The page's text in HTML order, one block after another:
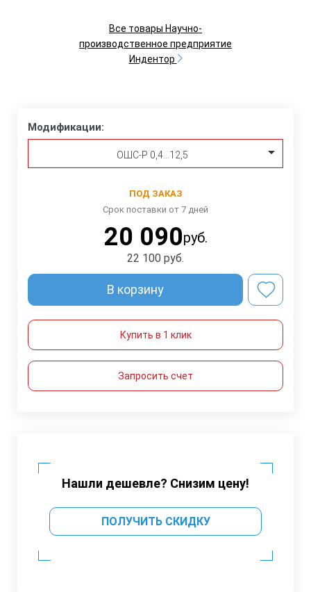
Все товары Научно-
производственное предприятие
Индентор
Модификации:
ОШС-Р 0,4…12,5
ПОД ЗАКАЗ
Срок поставки от 7 дней
20 090руб.
22 100 руб.
В корзину
Купить в 1 клик
Запросить счет
Нашли дешевле? Снизим цену!
ПОЛУЧИТЬ СКИДКУ